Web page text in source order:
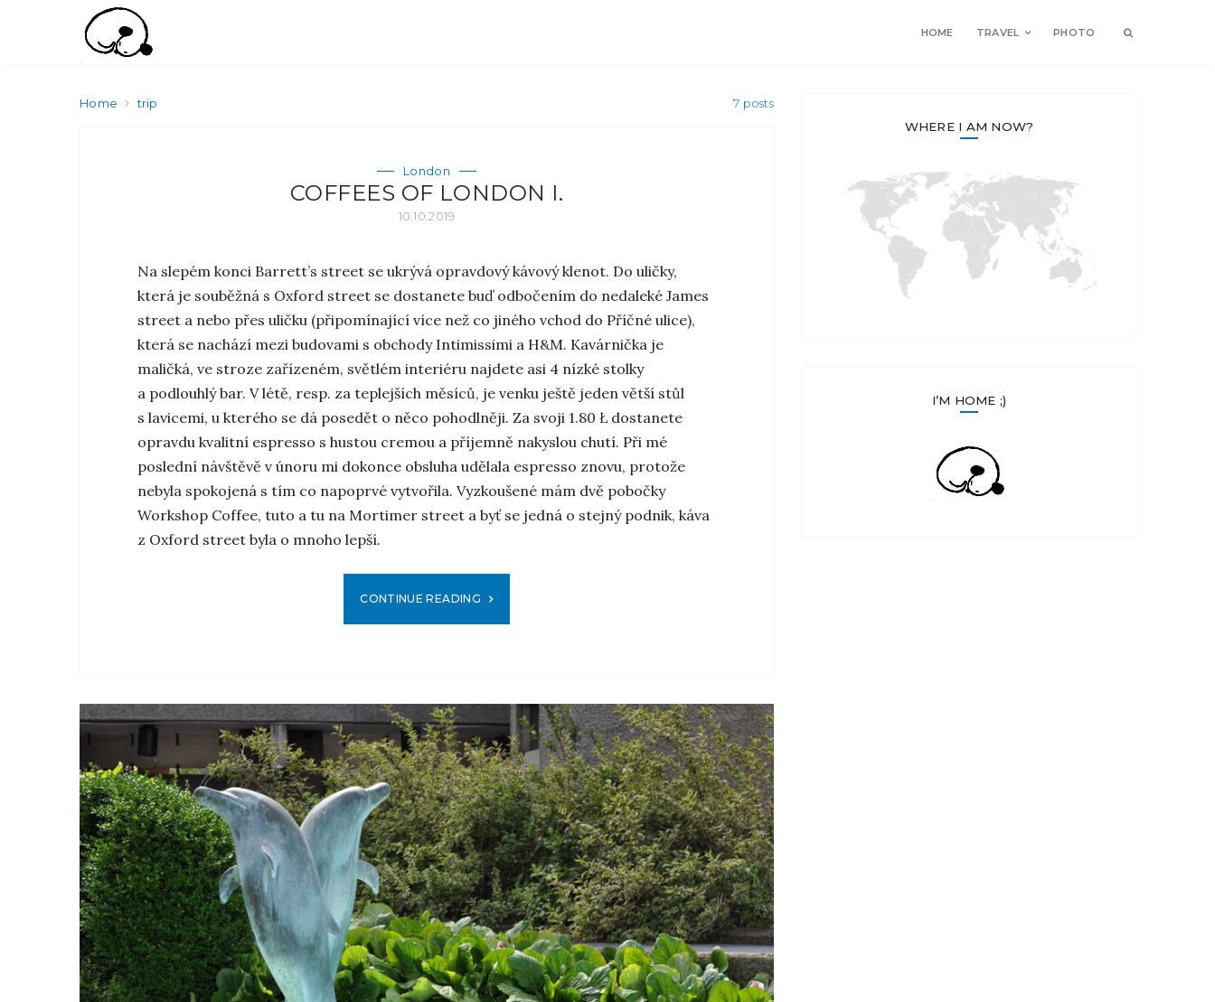
HOME TRAVEL PHOTO
Home trip 7 posts
London
COFFEES OF LONDON I.
10.10.2019
Na slepém konci Barrett’s street se ukrývá opravdový kávový klenot. Do uličky,
která je souběžná s Oxford street se dostanete buď odbočením do nedaleké James
street a nebo přes uličku (připomínající více než co jiného vchod do Příčné ulice),
která se nachází mezi budovami s obchody Intimissimi a H&M. Kavárnička je
maličká, ve stroze zařízeném, světlém interiéru najdete asi 4 nízké stolky
a podlouhlý bar. V létě, resp. za teplejších měsíců, je venku ještě jeden větší stůl
s lavicemi, u kterého se dá posedět o něco pohodlněji. Za svoji 1.80 Ł dostanete
opravdu kvalitní espresso s hustou cremou a příjemně nakyslou chutí. Při mé
poslední návštěvě v únoru mi dokonce obsluha udělala espresso znovu, protože
nebyla spokojená s tím co napoprvé vytvořila. Vyzkoušené mám dvě pobočky
Workshop Coffee, tuto a tu na Mortimer street a byť se jedná o stejný podnik, káva
z Oxford street byla o mnoho lepší.
CONTINUE READING
WHERE I AM NOW?
I’M HOME ;)